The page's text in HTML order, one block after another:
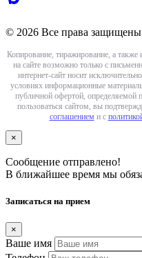
© 2026 Все права защищены
Копирование, тиражирование, а
на сайте возможно только с
интернет-сайт носит
условиях информационные
публичной офертой,
пользоваться сайтом, вы
соглашением и с
×
Сообщение отправлено!
В ближайшее время мы
Записаться на прием
×
Ваше имя